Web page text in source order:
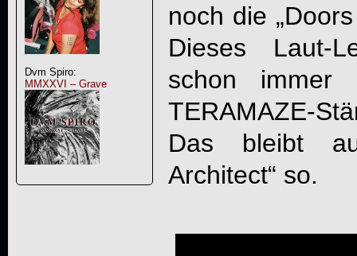
Dvm Spiro:
MMXXVI – Grave
noch die
Dieses Laut-
schon
TERAMAZE-
Das bleibt
Architect“ so.